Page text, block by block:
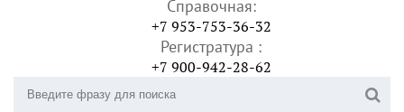
Справочная:
+7 953-753-36-32
Регистратура :
+7 900-942-28-62